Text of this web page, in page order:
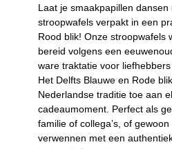
Laat je smaakpapillen
stroopwafels verpakt in een
Rood blik! Onze stroopwafels
bereid volgens een
ware traktatie voor
Het Delfts Blauwe en Rode
Nederlandse traditie toe aan
cadeaumoment. Perfect als
familie of collega’s, of
verwennen met een